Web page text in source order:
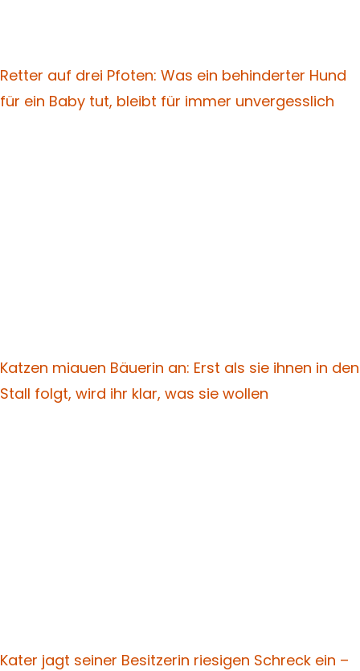
Retter auf drei Pfoten: Was ein behinderter Hund
für ein Baby tut, bleibt für immer unvergesslich
Katzen miauen Bäuerin an: Erst als sie ihnen in den
Stall folgt, wird ihr klar, was sie wollen
Kater jagt seiner Besitzerin riesigen Schreck ein –